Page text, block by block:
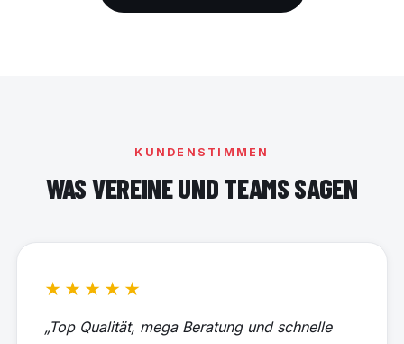
KUNDENSTIMMEN
WAS VEREINE UND TEAMS SAGEN
★★★★★
„Top Qualität, mega Beratung und schnelle